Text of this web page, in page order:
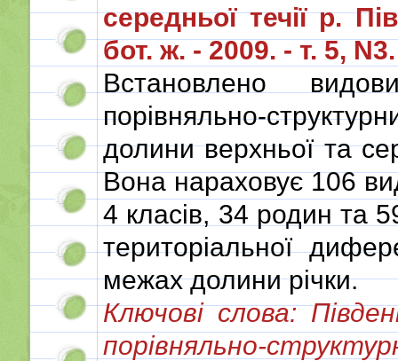
середньої течії р.
бот. ж. - 2009. - т. 5,
Встановлено
порівняльно-
долини верхньої та
Вона нараховує 106
4 класів, 34 родин та
територіальної
межах долини річки.
Ключові слова:
порівняльно-